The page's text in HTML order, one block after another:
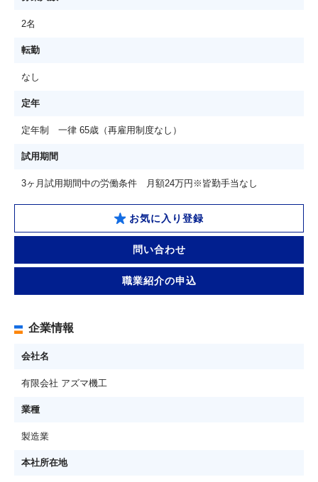
2名
転勤
なし
定年
定年制 一律 65歳（再雇用制度なし）
試用期間
3ヶ月試用期間中の労働条件 月額24万円※皆勤手当なし
お気に入り登録
問い合わせ
職業紹介の申込
企業情報
会社名
有限会社 アズマ機工
業種
製造業
本社所在地